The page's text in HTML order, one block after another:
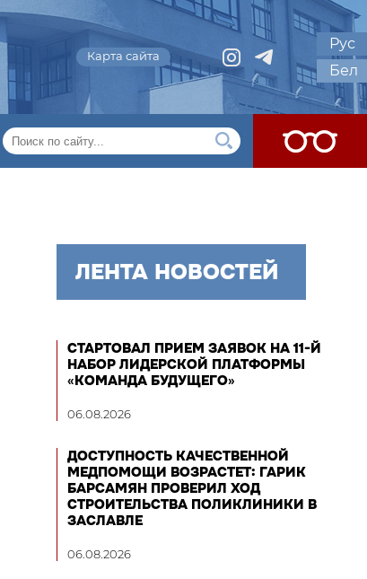
Карта сайта
Рус
Бел
ЛЕНТА НОВОСТЕЙ
СТАРТОВАЛ ПРИЕМ ЗАЯВОК НА 11-Й
НАБОР ЛИДЕРСКОЙ ПЛАТФОРМЫ
«КОМАНДА БУДУЩЕГО»
06.08.2026
ДОСТУПНОСТЬ КАЧЕСТВЕННОЙ
МЕДПОМОЩИ ВОЗРАСТЕТ: ГАРИК
БАРСАМЯН ПРОВЕРИЛ ХОД
СТРОИТЕЛЬСТВА ПОЛИКЛИНИКИ В
ЗАСЛАВЛЕ
06.08.2026